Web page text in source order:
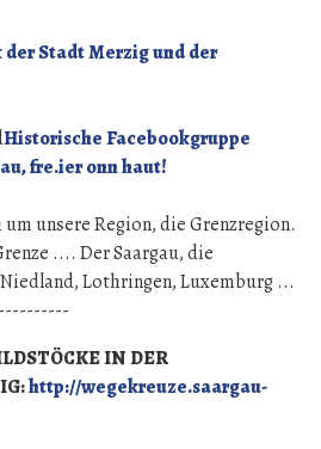
Stadt Merzig und der
Historische Facebookgruppe
fre.ier onn haut!
unsere Region, die Grenzregion.
.... Der Saargau, die
Lothringen, Luxemburg ...
IN DER
http://wegekreuze.saargau-